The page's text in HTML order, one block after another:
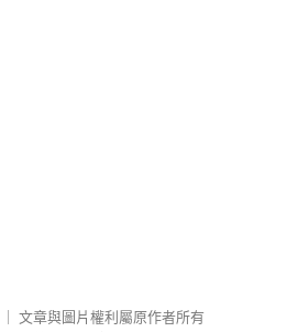
文章與圖片權利屬原作者所有